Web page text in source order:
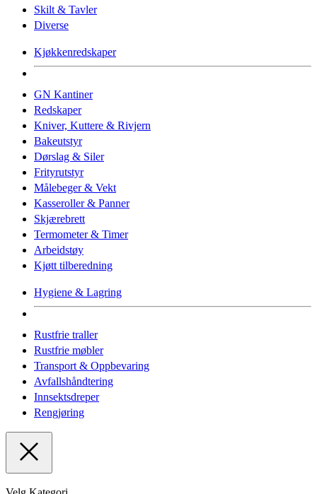
Skilt & Tavler
Diverse
Kjøkkenredskaper
GN Kantiner
Redskaper
Kniver, Kuttere & Rivjern
Bakeutstyr
Dørslag & Siler
Frityrutstyr
Målebeger & Vekt
Kasseroller & Panner
Skjærebrett
Termometer & Timer
Arbeidstøy
Kjøtt tilberedning
Hygiene & Lagring
Rustfrie traller
Rustfrie møbler
Transport & Oppbevaring
Avfallshåndtering
Innsektsdreper
Rengjøring